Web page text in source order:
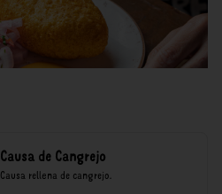
Causa de Cangrejo
Causa rellena de cangrejo.